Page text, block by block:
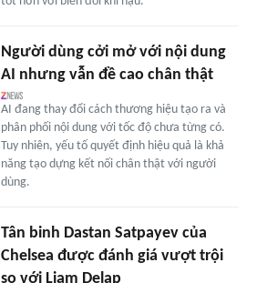
Người dùng cởi mở với nội dung
AI nhưng vẫn đề cao chân thật
AI đang thay đổi cách thương hiệu tạo ra và
phân phối nội dung với tốc độ chưa từng có.
Tuy nhiên, yếu tố quyết định hiệu quả là khả
năng tạo dựng kết nối chân thật với người
dùng.
Tân binh Dastan Satpayev của
Chelsea được đánh giá vượt trội
so với Liam Delap